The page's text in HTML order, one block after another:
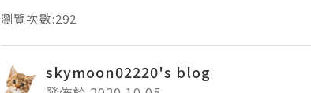
瀏覽次數:292
skymoon02220's blog